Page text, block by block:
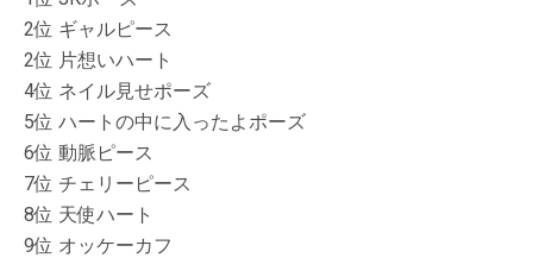
2位 ギャルピース
2位 片想いハート
4位 ネイル見せポーズ
5位 ハートの中に入ったよポーズ
6位 動脈ピース
7位 チェリーピース
8位 天使ハート
9位 オッケーカフ